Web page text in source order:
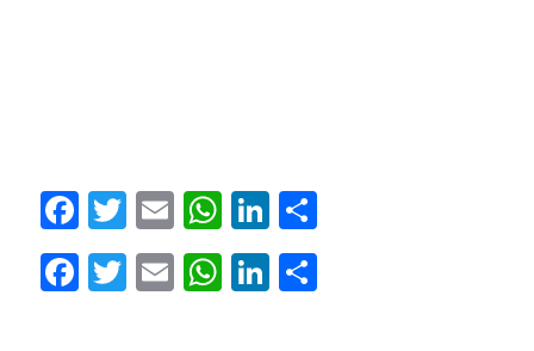
Facebook
Twitter
EmailWhatsApp
LinkedIn
Facebook
Twitter
EmailWhatsApp
LinkedIn